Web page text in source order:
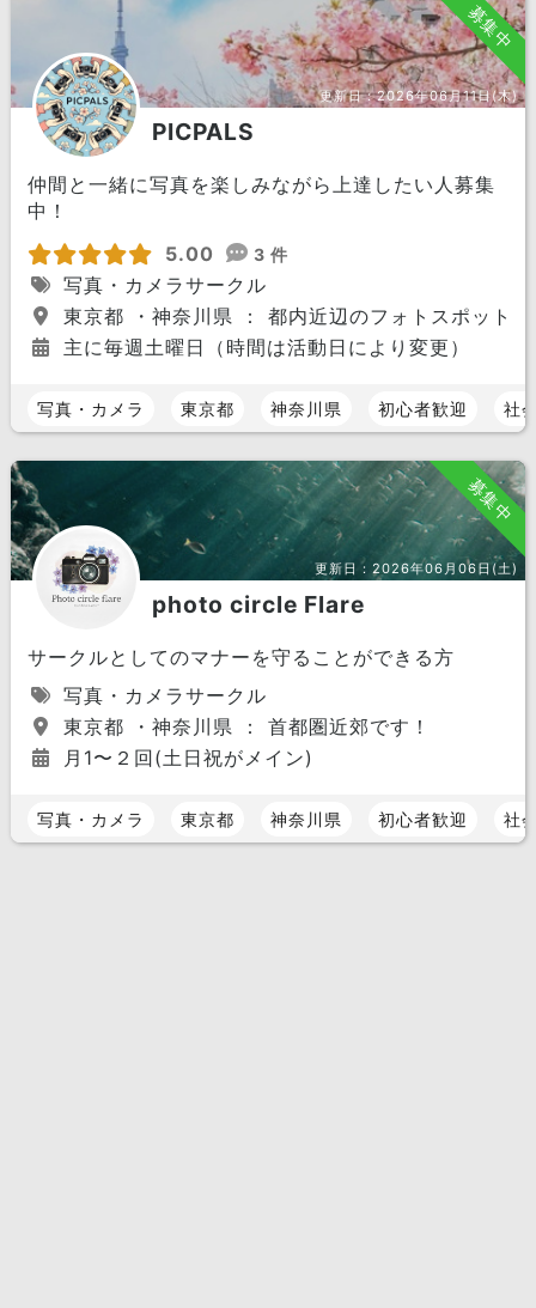
募集中
更新日：2026年06月11日(木)
PICPALS
仲間と一緒に写真を楽しみながら上達したい人募集
中！
5.00
3 件
写真・カメラサークル
東京都 ・神奈川県 ： 都内近辺のフォトスポット
主に毎週土曜日（時間は活動日により変更）
写真・カメラ 東京都 神奈川県 初心者歓迎 社
募集中
更新日：2026年06月06日(土)
photo circle Flare
サークルとしてのマナーを守ることができる方
写真・カメラサークル
東京都 ・神奈川県 ： 首都圏近郊です！
月1〜２回(土日祝がメイン)
写真・カメラ 東京都 神奈川県 初心者歓迎 社